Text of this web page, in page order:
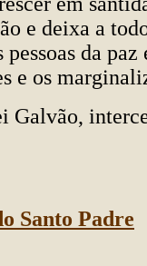
e deixa a
da
e os
Galvão,
Santo Padre